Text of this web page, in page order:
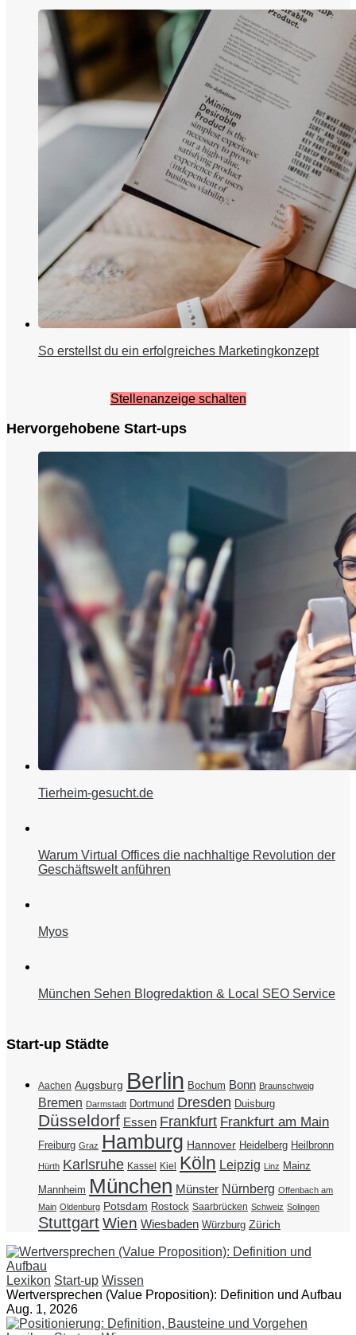
So erstellst du ein erfolgreiches Marketingkonzept
Stellenanzeige schalten
Hervorgehobene Start-ups
Tierheim-gesucht.de
Warum Virtual Offices die nachhaltige Revolution der
Geschäftswelt anführen
Myos
München Sehen Blogredaktion & Local SEO Service
Start-up Städte
Aachen Augsburg Berlin Bochum Bonn Braunschweig
Bremen Darmstadt Dortmund Dresden Duisburg
Düsseldorf Essen Frankfurt Frankfurt am Main
Freiburg Graz Hamburg Hannover Heidelberg Heilbronn
Hürth Karlsruhe Kassel Kiel Köln Leipzig Linz Mainz
Mannheim München Münster Nürnberg Offenbach am
Main Oldenburg Potsdam Rostock Saarbrücken Schweiz Solingen
StuttgartWien Wiesbaden Würzburg Zürich
Lexikon Start-up Wissen
Wertversprechen (Value Proposition): Definition und Aufbau
Aug. 1, 2026